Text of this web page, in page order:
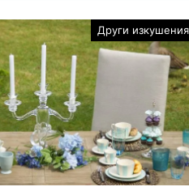
Други изкушения